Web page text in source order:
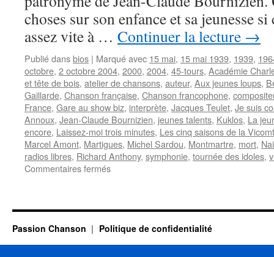
choses sur son enfance et sa jeunesse
assez vite à … Continuer la lecture →
Publié dansbios | Marqué avec 15 mai, 15 mai 1939, 1939,
octobre, 2 octobre 2004, 2000, 2004, 45-tours, Académie
et tête de bois, atelier de chansons, auteur, Aux jeunes loups,
Gaillarde, Chanson française, Chanson francophone,
France, Gare au show biz, interprète, Jacques Teulet, Je suis
Annoux, Jean-Claude Bournizien, jeunes talents, Kuklos, La
encore, Laissez-moi trois minutes, Les cinq saisons de la
Marcel Amont, Martigues, Michel Sardou, Montmartre, mort,
radios libres, Richard Anthony, symphonie, tournée des idoles,
Commentaires ferméssur
Passion Chanson Politique de confidentialité